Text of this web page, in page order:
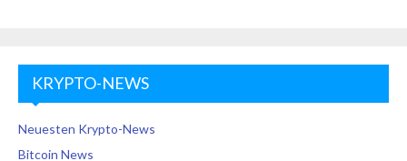
KRYPTO-NEWS
Neuesten Krypto-News
Bitcoin News